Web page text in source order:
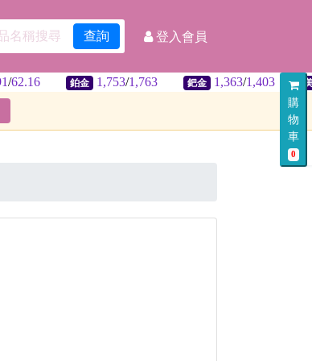
購
物
車
0
查詢 登入會員
鉑金 1,753/1,763 鈀金 1,363/1,403 美匯